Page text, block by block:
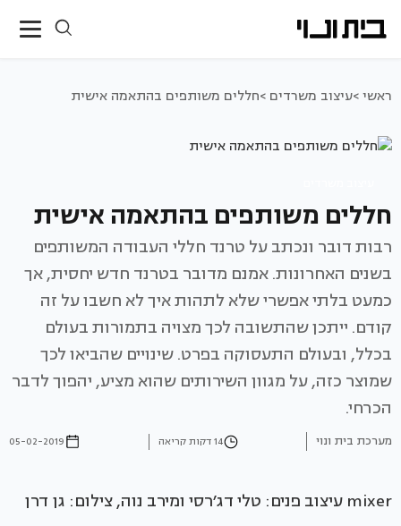
ראשי >עיצוב משרדים >חללים משותפים בהתאמה אישית
חללים משותפים בהתאמה אישית
רבות דובר ונכתב על טרנד חללי העבודה המשותפים
בשנים האחרונות. אמנם מדובר בטרנד חדש יחסית, אך
כמעט בלתי אפשרי שלא לתהות איך לא חשבו על זה
קודם. ייתכן שהתשובה לכך מצויה בתמורות בעולם
בכלל, ובעולם התעסוקה בפרט. שינויים שהביאו לכך
שמוצר כזה, על מגוון השירותים שהוא מציע, יהפוך לדבר
הכרחי.
מערכת בית ונוי 14 דקות קריאה 05-02-2019
mixer עיצוב פנים: טלי דג׳רסי ומירב נוה, צילום: גן דרן